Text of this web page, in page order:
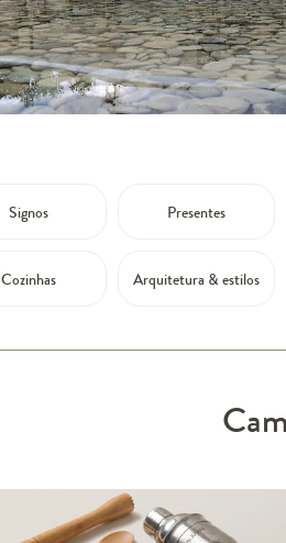
Signos Presentes
Cozinhas Arquitetura & estilos